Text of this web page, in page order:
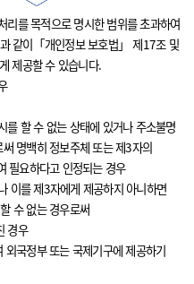
리를 목적으로 명시한 범위를 초과하여
같이「개인정보 보호법」 제17조 및
제공할 수 있습니다.
를 할 수 없는 상태에 있거나 주소불명
명백히 정보주체 또는 제3자의
필요하다고 인정되는 경우
이를 제3자에게 제공하지 아니하면
수 없는 경우로써
경우
국정부 또는 국제기구에 제공하기